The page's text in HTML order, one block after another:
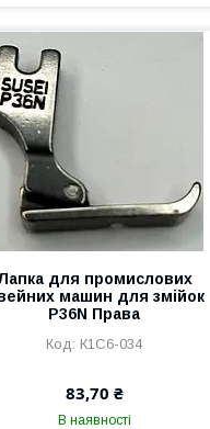
для промислових
машин для змійок
P36N Права
К1С6-034
83,70 ₴
В наявності